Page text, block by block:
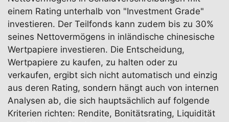
einem Rating unterhalb von "Investment Grade"
investieren. Der Teilfonds kann zudem bis zu 30%
seines Nettovermögens in inländische chinesische
Wertpapiere investieren. Die Entscheidung,
Wertpapiere zu kaufen, zu halten oder zu
verkaufen, ergibt sich nicht automatisch und einzig
aus deren Rating, sondern hängt auch von internen
Analysen ab, die sich hauptsächlich auf folgende
Kriterien richten: Rendite, Bonitätsrating, Liquidität